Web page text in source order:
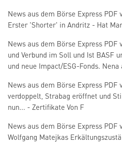
News aus dem Börse Express
Erster 'Shorter' in Andritz - Hat
News aus dem Börse Express
und Verbund im Soll und Ist BASF
und neue Impact/ESG-Fonds. Nena
News aus dem Börse Express
verdoppelt, Strabag eröffnet und
nun... - Zertifikate Von F
News aus dem Börse Express
Wolfgang Matejkas